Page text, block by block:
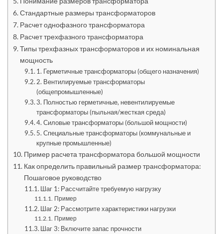
Стандартные размеры трансформаторов
Расчет однофазного трансформатора
Расчет трехфазного трансформатора
Типы трехфазных трансформаторов и их номинальная
мощность
1. Герметичные трансформаторы (общего назначения)
2. Вентилируемые трансформаторы
(общепромышленные)
3. Полностью герметичные, невентилируемые
трансформаторы (пыльная/жесткая среда)
4. Силовые трансформаторы (большой мощности)
5. Специальные трансформаторы (коммунальные и
крупные промышленные)
Пример расчета трансформатора большой мощности
Как определить правильный размер трансформатора:
Пошаговое руководство
Шаг 1: Рассчитайте требуемую нагрузку
Пример
Шаг 2: Рассмотрите характеристики нагрузки
Пример
Шаг 3: Включите запас прочности